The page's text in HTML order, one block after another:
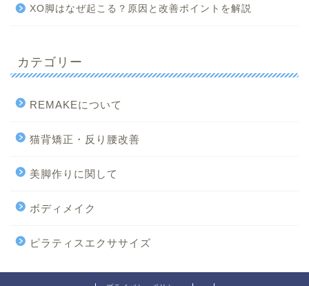
XO脚はなぜ起こる？原因と改善ポイントを解説
カテゴリー
REMAKEについて
猫背矯正・反り腰改善
美脚作りに関して
ボディメイク
ピラティスエクササイズ